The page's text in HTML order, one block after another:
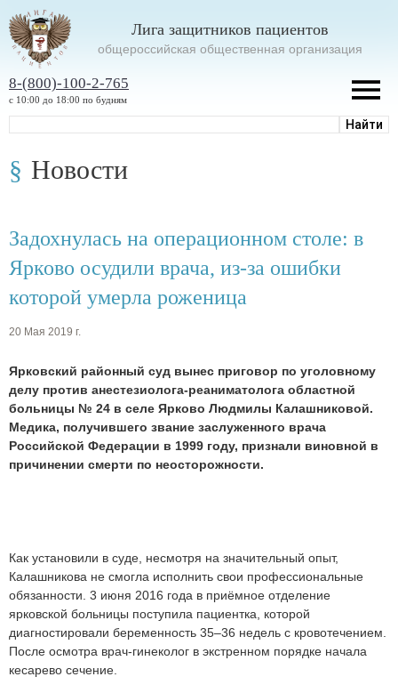
Лига защитников пациентов
oбщероссийская общественная организация
8-(800)-100-2-765
с 10:00 до 18:00 по будням
Новости
Задохнулась на операционном столе: в
Ярково осудили врача, из-за ошибки
которой умерла роженица
20 Мая 2019 г.
Ярковский районный суд вынес приговор по уголовному
делу против анестезиолога-реаниматолога областной
больницы № 24 в селе Ярково Людмилы Калашниковой.
Медика, получившего звание заслуженного врача
Российской Федерации в 1999 году, признали виновной в
причинении смерти по неосторожности.
Как установили в суде, несмотря на значительный опыт,
Калашникова не смогла исполнить свои профессиональные
обязанности. 3 июня 2016 года в приёмное отделение
ярковской больницы поступила пациентка, которой
диагностировали беременность 35–36 недель с кровотечением.
После осмотра врач-гинеколог в экстренном порядке начала
кесарево сечение.